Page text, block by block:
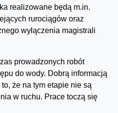
realizowane będą m.in.
rurociągów oraz
wyłączenia magistrali
prowadzonych robót
do wody. Dobrą informacją
że na tym etapie nie są
w ruchu. Prace toczą się